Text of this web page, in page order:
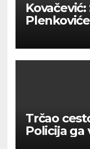
Kovačević:
Trčao
Policija ga